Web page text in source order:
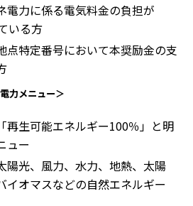
電力に係る電気料金の負担が
いる方
点特定番号において本奨励金の支
力メニュー＞
再生可能エネルギー100％」と明
ュー
陽光、風力、水力、地熱、太陽
イオマスなどの自然エネルギー